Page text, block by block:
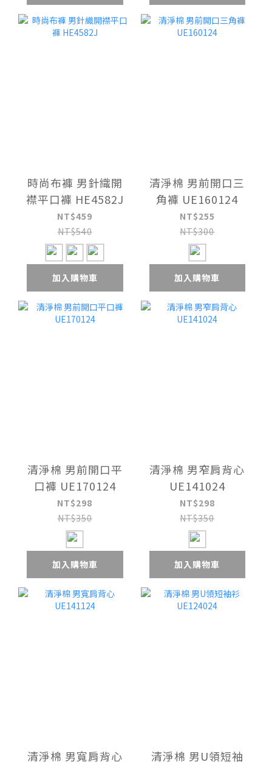
時尚布褲 男針織開
襟平口褲 HE4582J
NT$459
NT$540
加入購物車
清淨棉 男前開口三
角褲 UE160124
NT$255
NT$300
加入購物車
清淨棉 男前開口平
口褲 UE170124
NT$298
NT$350
加入購物車
清淨棉 男窄肩背心
UE141024
NT$298
NT$350
加入購物車
清淨棉 男寬肩背心 清淨棉 男U領短袖